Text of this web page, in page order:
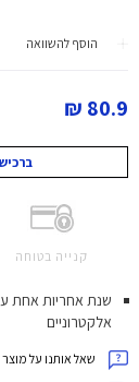
הוסף להשוואה
80.9 ₪
ברכישת
קנייה בטוחה
שנת אחריות אחת
אלקטרוניים
שאל אותנו על מוצר